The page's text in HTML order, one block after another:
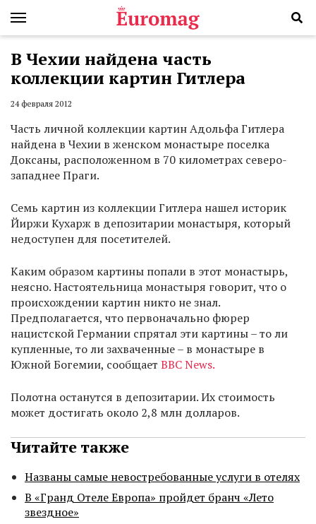
В Чехии найдена часть
коллекции картин Гитлера
24 февраля 2012
Часть личной коллекции картин Адольфа Гитлера
найдена в Чехии в женском монастыре поселка
Доксаны, расположенном в 70 километрах северо-
западнее Праги.
Семь картин из коллекции Гитлера нашел историк
Йиржи Кухарж в депозитарии монастыря, который
недоступен для посетителей.
Каким образом картины попали в этот монастырь,
неясно. Настоятельница монастыря говорит, что о
происхождении картин никто не знал.
Предполагается, что первоначально фюрер
нацистской Германии спрятал эти картины – то ли
купленные, то ли захваченные – в монастыре в
Южной Богемии, сообщает BBC News.
Полотна останутся в депозитарии. Их стоимость
может достигать около 2,8 млн долларов.
Читайте также
Названы самые невостребованные услуги в отелях
В «Гранд Отеле Европа» пройдет бранч «Лето
звездное»